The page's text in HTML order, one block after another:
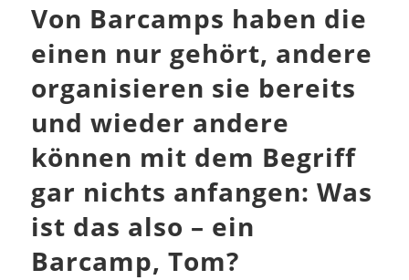
Von Barcamps haben die
einen nur gehört, andere
organisieren sie bereits
und wieder andere
können mit dem Begriff
gar nichts anfangen: Was
ist das also – ein
Barcamp, Tom?